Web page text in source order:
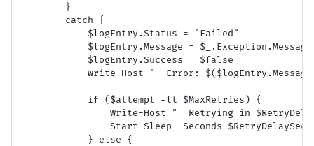
        }
        catch {
            $logEntry.Status = "Failed"
            $logEntry.Message = $_.Exception.Message
            $logEntry.Success = $false
Write-Host "  Error:
            if ($attempt -lt $MaxRetries) {
Write-Host "  Retrying in
Start-Sleep -Seconds
            } else {